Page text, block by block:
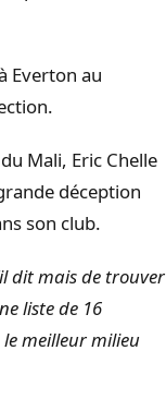
Everton au
Mali, Eric Chelle
déception
son club.
dit mais de trouver
liste de 16
le meilleur milieu